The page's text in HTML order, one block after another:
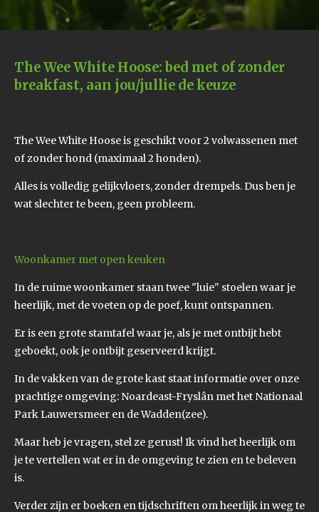
The Wee White Hoose: bed met of zonder
breakfast, aan jou/jullie de keuze
The Wee White Hoose is geschikt voor 2 volwassenen met
of zonder hond (maximaal 2 honden).
Alles is volledig gelijkvloers, zonder drempels. Dus ben je
wat slechter te been, geen probleem.
Woonkamer met open keuken
In de ruime woonkamer staan twee "luie" stoelen waar je
heerlijk, met de voeten op de poef, kunt ontspannen.
Er is een grote stamtafel waar je, als je met ontbijt hebt
geboekt, ook je ontbijt geserveerd krijgt.
In de vakken van de grote kast staat informatie over onze
prachtige omgeving: Noardeast-Fryslân met het Nationaal
Park Lauwersmeer en de Wadden(zee).
Maar heb je vragen, stel ze gerust! Ik vind het heerlijk om
je te vertellen wat er in de omgeving te zien en te beleven
is.
Verder zijn er boeken en tijdschriften om heerlijk in weg te